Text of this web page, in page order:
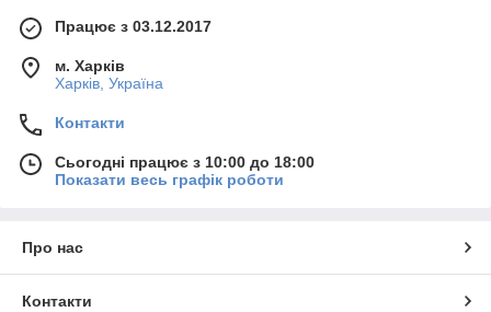
Працює з 03.12.2017
м. Харків
Харків, Україна
Контакти
Сьогодні працює з 10:00 до 18:00
Показати весь графік роботи
Про нас
Контакти